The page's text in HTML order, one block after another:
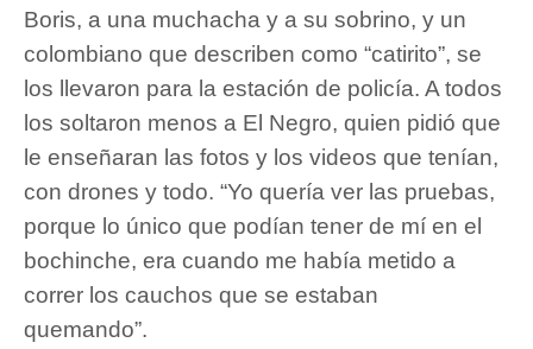
Boris, a una muchacha y a su sobrino, y un
colombiano que describen como “catirito”, se
los llevaron para la estación de policía. A todos
los soltaron menos a El Negro, quien pidió que
le enseñaran las fotos y los videos que tenían,
con drones y todo. “Yo quería ver las pruebas,
porque lo único que podían tener de mí en el
bochinche, era cuando me había metido a
correr los cauchos que se estaban
quemando”.